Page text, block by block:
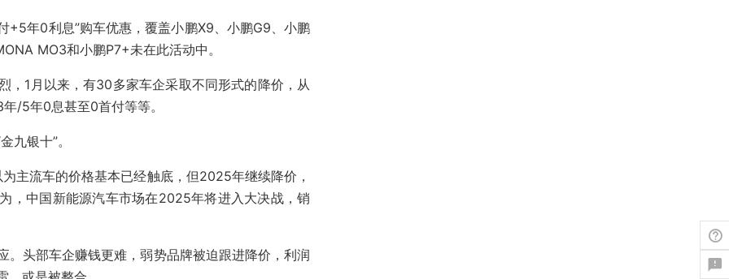
+5年0利息”购车优惠，覆盖小鹏X9、小鹏G9、小鹏
MO3和小鹏P7+未在此活动中。
，1月以来，有30多家车企采取不同形式的降价，从
/5年0息甚至0首付等等。
九银十”。
主流车的价格基本已经触底，但2025年继续降价，
，中国新能源汽车市场在2025年将进入大决战，销
。头部车企赚钱更难，弱势品牌被迫跟进降价，利润